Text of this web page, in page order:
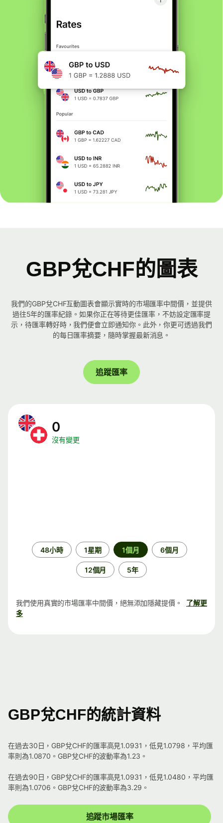
GBP兌CHF的圖表
我們的GBP兌CHF互動圖表會顯示實時的市場匯率中間價，並提供
過往5年的匯率紀錄。如果你正在等待更佳匯率，不妨設定匯率提
示，待匯率轉好時，我們便會立即通知你。此外，你更可透過我們
的每日匯率摘要，隨時掌握最新消息。
追蹤匯率
0
沒有變更
48小時 1星期 1個月 6個月
12個月 5年
我們使用真實的市場匯率中間價，絕無添加隱藏提價。
了解更
多
GBP兌CHF的統計資料
在過去30日，GBP兌CHF的匯率高見1.0931，低見1.0798，平均匯
率則為1.0870。GBP兌CHF的波動率為1.23。
在過去90日，GBP兌CHF的匯率高見1.0931，低見1.0480，平均匯
率則為1.0706。GBP兌CHF的波動率為3.29。
追蹤市場匯率